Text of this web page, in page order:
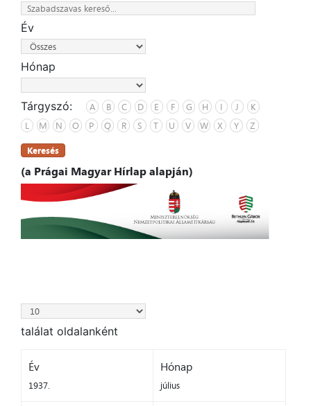
Év
Hónap
Tárgyszó: A B C D E F G H I J
K
L
M N O P Q R S T U V W X Y Z
Keresés
(a Prágai Magyar Hírlap alapján)
találat oldalanként
Év
1937.
Hónap
július